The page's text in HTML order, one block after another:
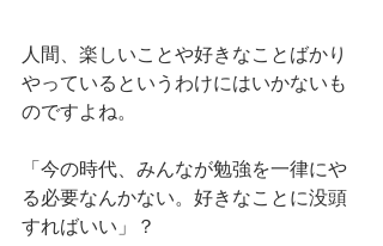
人間、楽しいことや好きなことばかり
やっているというわけにはいかないも
のですよね。
「今の時代、みんなが勉強を一律にや
る必要なんかない。好きなことに没頭
すればいい」？